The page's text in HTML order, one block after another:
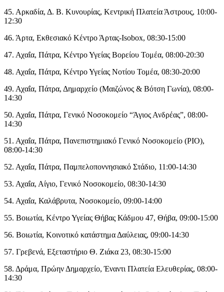
45. Αρκαδία, Δ. Β. Κυνουρίας, Κεντρική Πλατεία Άστρους, 10:00-
12:30
46. Άρτα, Εκθεσιακό Κέντρο Άρτας-Isobox, 08:30-15:00
47. Αχαΐα, Πάτρα, Κέντρο Υγείας Βορείου Τομέα, 08:00-20:30
48. Αχαΐα, Πάτρα, Κέντρο Υγείας Νοτίου Τομέα, 08:30-20:00
49. Αχαΐα, Πάτρα, Δημαρχείο (Μαιζώνος & Βότση Γωνία), 08:00-
14:30
50. Αχαΐα, Πάτρα, Γενικό Νοσοκομείο “Άγιος Ανδρέας”, 08:00-
14:30
51. Αχαΐα, Πάτρα, Πανεπιστημιακό Γενικό Νοσοκομείο (ΡΙΟ),
08:00-14:30
52. Αχαΐα, Πάτρα, Παμπελοποννησιακό Στάδιο, 11:00-14:30
53. Αχαΐα, Αίγιο, Γενικό Νοσοκομείο, 08:30-14:30
54. Αχαΐα, Καλάβρυτα, Νοσοκομείο, 09:00-14:00
55. Βοιωτία, Κέντρο Υγείας Θήβας Κάδμου 47, Θήβα, 09:00-15:00
56. Βοιωτία, Κοινοτικό κατάστημα Δαύλειας, 09:00-14:30
57. Γρεβενά, Εξεταστήριο Θ. Ζιάκα 23, 08:30-15:00
58. Δράμα, Πρώην Δημαρχείο, Έναντι Πλατεία Ελευθερίας, 08:00-
14:30